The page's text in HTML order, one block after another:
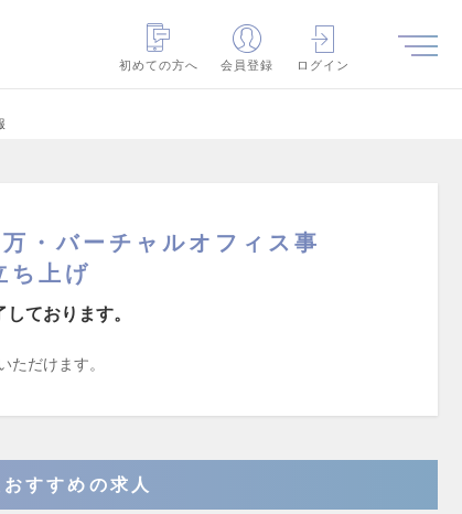
初めての方へ
会員登録 ログイン
・バーチャルオフィス事
ち上げ
ております。
ただけます。
すすめの求人